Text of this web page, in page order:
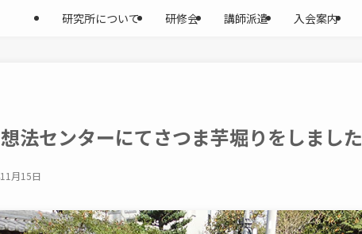
研究所について 研修会 講師派遣 入会案内
法センターにてさつま芋堀りをしました
月15日